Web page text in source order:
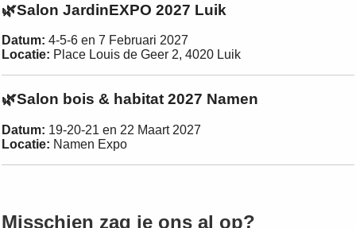
🌿Salon JardinEXPO 2027 Luik
Datum: 4-5-6 en 7 Februari 2027
Locatie: Place Louis de Geer 2, 4020 Luik
🌿Salon bois & habitat 2027 Namen
Datum: 19-20-21 en 22 Maart 2027
Locatie: Namen Expo
Misschien zag je ons al op?